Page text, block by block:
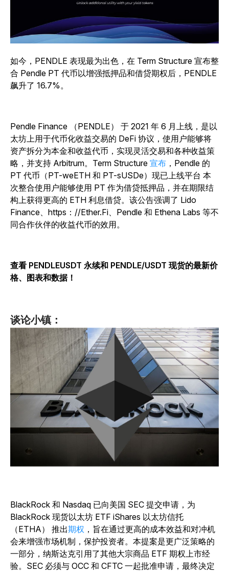
如今，PENDLE 表现最为出色，在 Term Structure 宣布整
合 Pendle PT 代币以增强抵押品和借贷期权后，PENDLE
飙升了 16.7%。
Pendle Finance （PENDLE） 于 2021 年 6 月上线，是以
太坊上用于代币化收益交易的 DeFi 协议，使用户能够将
资产拆分为本金和收益代币，实现灵活交易和各种收益策
略，并支持 Arbitrum。Term Structure 宣布 ，Pendle 的
PT 代币（PT-weETH 和 PT-sUSDe）现已上线平台 本
次整合使用户能够使用 PT 作为借贷抵押品，并在期限结
构上获得更高的 ETH 利息借贷。该公告强调了 Lido
Finance、https：//Ether.Fi、Pendle 和 Ethena Labs 等不
同合作伙伴的收益代币的效用。
查看 PENDLEUSDT 永续和 PENDLE/USDT 现货的最新价
格、图表和数据！
谈论小镇：
BlackRock 和 Nasdaq 已向美国 SEC 提交申请，为
BlackRock 现货以太坊 ETF iShares 以太坊信托
（ETHA） 推出期权 ，旨在通过更高的成本效益和对冲机
会来增强市场机制，保护投资者。本提案是更广泛策略的
一部分，纳斯达克引用了其他大宗商品 ETF 期权上市经
验。SEC 必须与 OCC 和 CFTC 一起批准申请，最终决定